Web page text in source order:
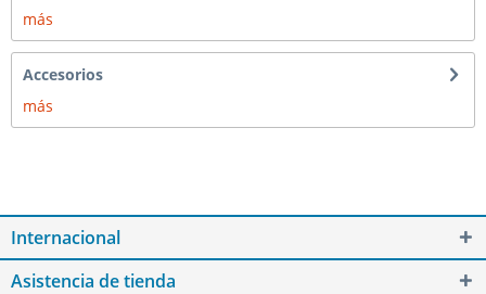
más
Accesorios
más
Internacional
Asistencia de tienda